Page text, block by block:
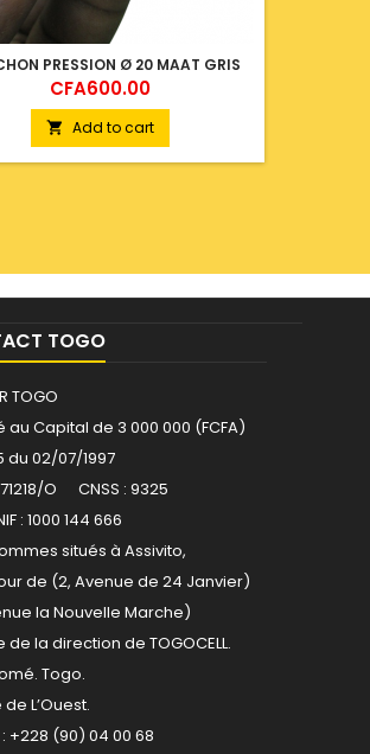
PRESSION Ø 20 MAAT GRIS
Price
CFA600.00
 Add to cart
TOGO
TOGO
au Capital de 3 000 000 (FCFA)
du 02/07/1997
O CNSS : 9325
: 1000 144 666
situés à Assivito,
de (2, Avenue de 24 Janvier)
la Nouvelle Marche)
de la direction de TOGOCELL.
Togo.
L’Ouest.
+228 (90) 04 00 68